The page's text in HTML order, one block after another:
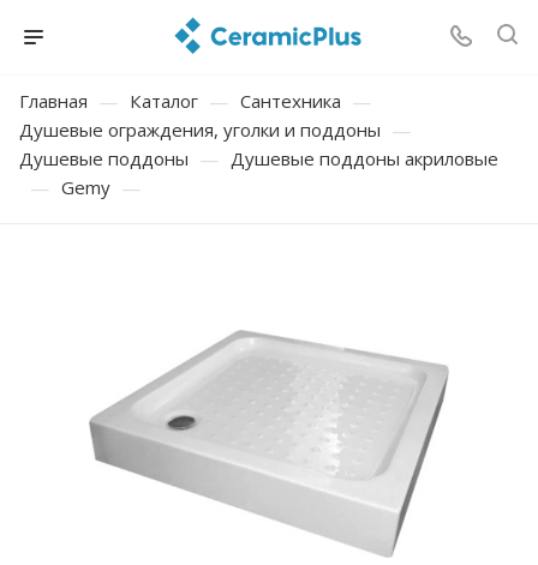
Главная — Каталог — Сантехника —
Душевые ограждения, уголки и поддоны —
Душевые поддоны — Душевые поддоны акриловые
— Gemy —